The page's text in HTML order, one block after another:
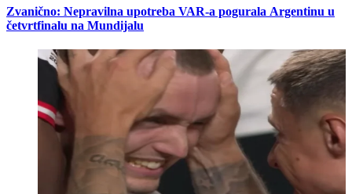
Zvanično: Nepravilna upotreba VAR-a pogurala Argentinu u
četvrtfinalu na Mundijalu